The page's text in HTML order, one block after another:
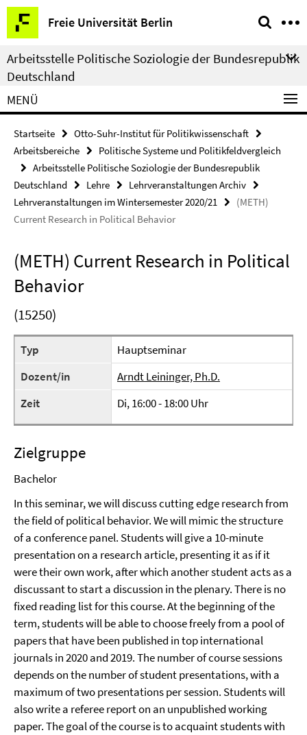
Springe
direkt
zu
Inhalt
Freie Universität Berlin
Service-
Navigation
Arbeitsstelle Politische Soziologie der Bundesrepublik
Deutschland
MENÜ
Startseite
Otto-Suhr-Institut für Politikwissenschaft
Arbeitsbereiche
Politische Systeme und Politikfeldvergleich
Arbeitsstelle Politische Soziologie der Bundesrepublik
Deutschland
Lehre
Lehrveranstaltungen Archiv
Lehrveranstaltungen im Wintersemester 2020/21
(METH)
Current Research in Political Behavior
(METH) Current Research in Political
Behavior
(15250)
Typ
Hauptseminar
Dozent/in
Arndt Leininger, Ph.D.
Zeit
Di, 16:00 - 18:00 Uhr
Zielgruppe
Bachelor
In this seminar, we will discuss cutting edge research from
the field of political behavior. We will mimic the structure
of a conference panel. Students will give a 10-minute
presentation on a research article, presenting it as if it
were their own work, after which another student acts as a
discussant to start a discussion in the plenary. There is no
fixed reading list for this course. At the beginning of the
term, students will be able to choose freely from a pool of
papers that have been published in top international
journals in 2020 and 2019. The number of course sessions
depends on the number of student presentations, with a
maximum of two presentations per session. Students will
also write a referee report on an unpublished working
paper. The goal of the course is to acquaint students with